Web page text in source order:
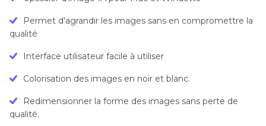
Permet d'agrandir les images sans en compromettre la
qualité
Interface utilisateur facile à utiliser
Colorisation des images en noir et blanc.
Redimensionner la forme des images sans perte de
qualité.